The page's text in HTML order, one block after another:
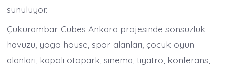
sunuluyor.
Çukurambar Cubes Ankara projesinde sonsuzluk
havuzu, yoga house, spor alanları, çocuk oyun
alanları, kapalı otopark, sinema, tiyatro, konferans,